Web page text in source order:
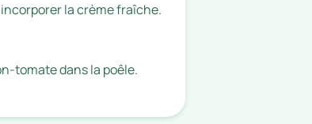
la crème fraîche.
tomate dans la poêle.